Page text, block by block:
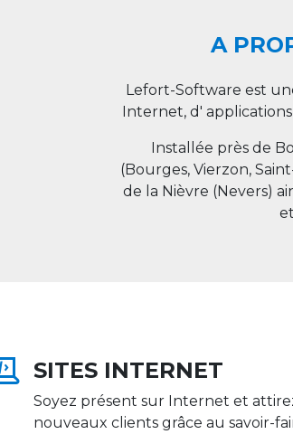
A
Lefort-Software est
Internet, d'
Installée près de
(Bourges, Vierzon,
de la Nièvre (Nevers)
SITES INTERNET
Soyez présent sur Internet et
nouveaux clients grâce au savoir-